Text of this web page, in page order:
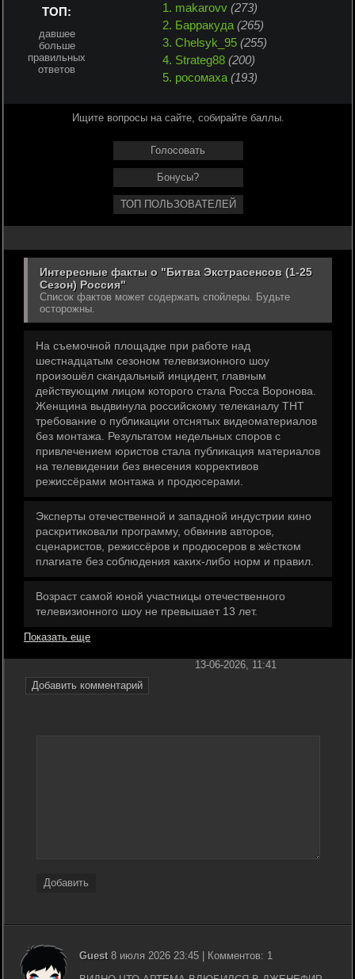
ТОП:
давшее
больше
правильных
ответов
1. makarovv (273)
2. Барракуда (265)
3. Chelsyk_95 (255)
4. Strateg88 (200)
5. росомаха (193)
Ищите вопросы на сайте, собирайте баллы.
Голосовать
Бонусы?
ТОП ПОЛЬЗОВАТЕЛЕЙ
Интересные факты о "Битва Экстрасенсов (1-25
Сезон) Россия"
Список фактов может содержать спойлеры. Будьте
осторожны.
На съемочной площадке при работе над
шестнадцатым сезоном телевизионного шоу
произошёл скандальный инцидент, главным
действующим лицом которого стала Росса Воронова.
Женщина выдвинула российскому телеканалу ТНТ
требование о публикации отснятых видеоматериалов
без монтажа. Результатом недельных споров с
привлечением юристов стала публикация материалов
на телевидении без внесения коррективов
режиссёрами монтажа и продюсерами.
Эксперты отечественной и западной индустрии кино
раскритиковали программу, обвинив авторов,
сценаристов, режиссёров и продюсеров в жёстком
плагиате без соблюдения каких-либо норм и правил.
Возраст самой юной участницы отечественного
телевизионного шоу не превышает 13 лет.
Показать еще
Добавить комментарий
13-06-2026, 11:41
Добавить
Guest8 июля 2026 23:45 | Комментов: 1